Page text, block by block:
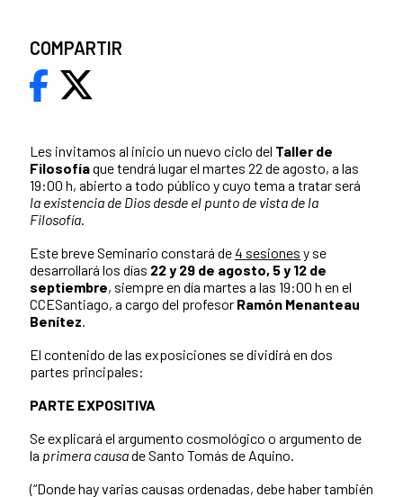
Les invitamos al inicio un nuevo ciclo del Taller de
Filosofíaque tendrá lugar el martes 22 de agosto, a las
19:00 h, abierto a todo público y cuyo tema a tratar será
la existencia de Dios desde el punto de vista de la
Filosofía.
Este breve Seminario constará de4 sesiones y se
desarrollará los días 22 y 29 de agosto, 5 y 12 de
septiembre, siempre en día martes a las 19:00 h en el
CCESantiago, a cargo del profesor Ramón Menanteau
Benítez
El contenido de las exposiciones se dividirá en dos
partes principales:
PARTE EXPOSITIVA
Se explicará el argumento cosmológico o argumento de
la primera causade Santo Tomás de Aquino.
(“Donde hay varias causas ordenadas, debe haber también
COMPARTIR